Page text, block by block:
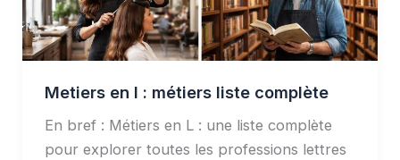
Metiers en l : métiers liste complète
En bref : Métiers en L : une liste complète
pour explorer toutes les professions lettres